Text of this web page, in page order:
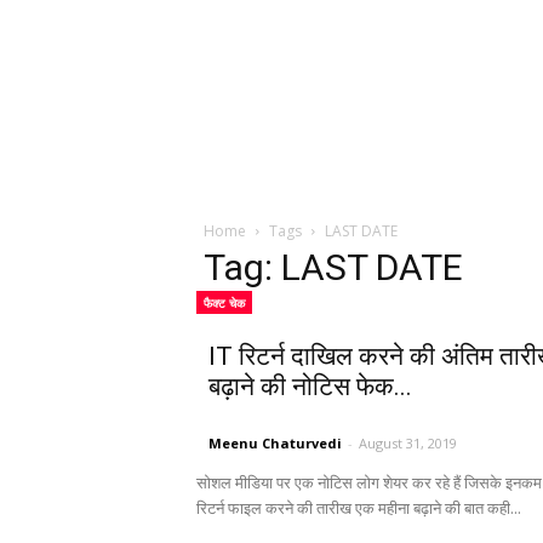
Home Tags LAST DATE
Tag: LAST DATE
फैक्ट चेक
IT रिटर्न दाखिल करने की अंतिम
बढ़ाने की नोटिस फेक...
Meenu Chaturvedi - August 31, 2019
सोशल मीडिया पर एक नोटिस लोग शेयर कर रहे हैं जिसके
रिटर्न फाइल करने की तारीख एक महीना बढ़ाने की बात कही...